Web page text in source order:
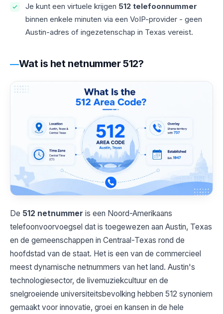
Je kunt een virtuele krijgen 512 telefoonnummer
binnen enkele minuten via een VoIP-provider - geen
Austin-adres of ingezetenschap in Texas vereist.
Wat is het netnummer 512?
De 512 netnummer is een Noord-Amerikaans
telefoonvoorvoegsel dat is toegewezen aan Austin, Texas
en de gemeenschappen in Centraal-Texas rond de
hoofdstad van de staat. Het is een van de commercieel
meest dynamische netnummers van het land. Austin's
technologiesector, de livemuziekcultuur en de
snelgroeiende universiteitsbevolking hebben 512 synoniem
gemaakt voor innovatie, groei en kansen in de hele